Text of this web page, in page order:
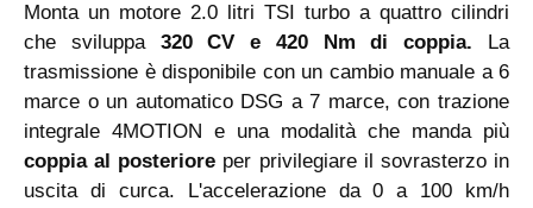
Monta un motore 2.0 litri TSI turbo a quattro cilindri
che sviluppa 320 CV e 420 Nm di coppia. La
trasmissione è disponibile con un cambio manuale a 6
marce o un automatico DSG a 7 marce, con trazione
integrale 4MOTION e una modalità che manda più
coppia al posteriore per privilegiare il sovrasterzo in
uscita di curca. L'accelerazione da 0 a 100 km/h